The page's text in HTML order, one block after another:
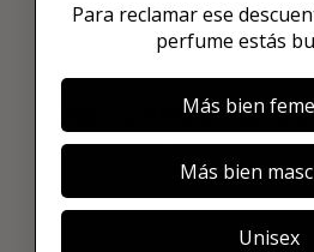
02
ELIGE TU PRIMER AROMA
Elige tu favorito. Tu primer
lujo se enviará justo después de la
compra.
Para reclamar ese
perfume estás
Más bien
Más bien
Unisex